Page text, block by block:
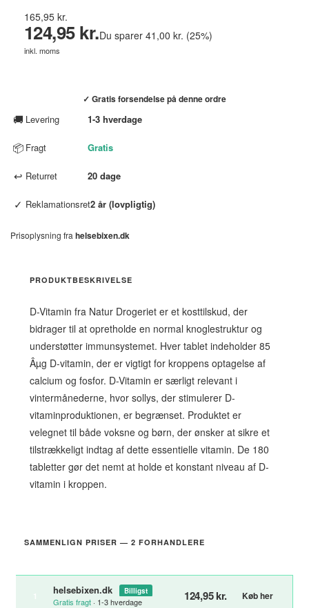
165,95 kr.
124,95 kr.Du sparer 41,00 kr. (25%)
inkl. moms
✓ Gratis forsendelse på denne ordre
🚚 Levering 1-3 hverdage
📦 Fragt Gratis
↩ Returret 20 dage
✓ Reklamationsret2 år (lovpligtig)
Prisoplysning fra helsebixen.dk
PRODUKTBESKRIVELSE
D-Vitamin fra Natur Drogeriet er et kosttilskud, der
bidrager til at opretholde en normal knoglestruktur og
understøtter immunsystemet. Hver tablet indeholder 85
Âµg D-vitamin, der er vigtigt for kroppens optagelse af
calcium og fosfor. D-Vitamin er særligt relevant i
vintermånederne, hvor sollys, der stimulerer D-
vitaminproduktionen, er begrænset. Produktet er
velegnet til både voksne og børn, der ønsker at sikre et
tilstrækkeligt indtag af dette essentielle vitamin. De 180
tabletter gør det nemt at holde et konstant niveau af D-
vitamin i kroppen.
SAMMENLIGN PRISER — 2 FORHANDLERE
helsebixen.dk Billigst
Gratis fragt · 1-3 hverdage 124,95 kr. Køb her